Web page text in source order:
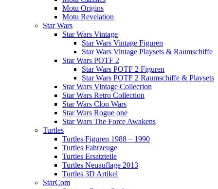
Motu Origins
Motu Revelation
Star Wars
Star Wars Vintage
Star Wars Vintage Figuren
Star Wars Vintage Playsets & Raumschiffe
Star Wars POTF 2
Star Wars POTF 2 Figuren
Star Wars POTF 2 Raumschiffe & Playsets
Star Wars Vintage Collecrion
Star Wars Retro Collection
Star Wars Clon Wars
Star Wars Rogue one
Star Wars The Force Awakens
Turtles
Turtles Figuren 1988 – 1990
Turtles Fahrzeuge
Turtles Ersatzteile
Turtles Neuauflage 2013
Turtles 3D Artikel
StarCom